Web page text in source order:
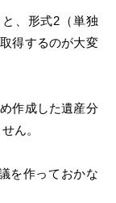
、形式2（単独
得するのが大変
作成した遺産分
ん。
を作っておかな